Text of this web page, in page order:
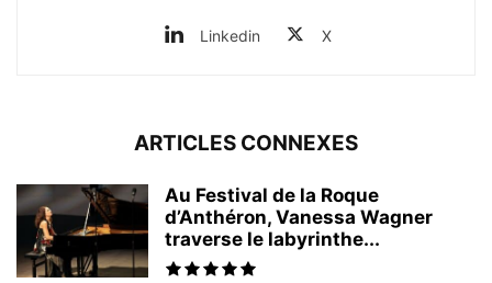
Linkedin X
ARTICLES CONNEXES
Au Festival de la Roque
d’Anthéron, Vanessa Wagner
traverse le labyrinthe...